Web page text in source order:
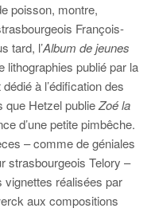
poisson, montre,
François-
tard, l’Album de jeunes
lithographies publié par la
à l’édification des
que Hetzel publieZoé la
d’une petite pimbêche.
– comme de géniales
strasbourgeois Telory –
vignettes réalisées par
aux compositions